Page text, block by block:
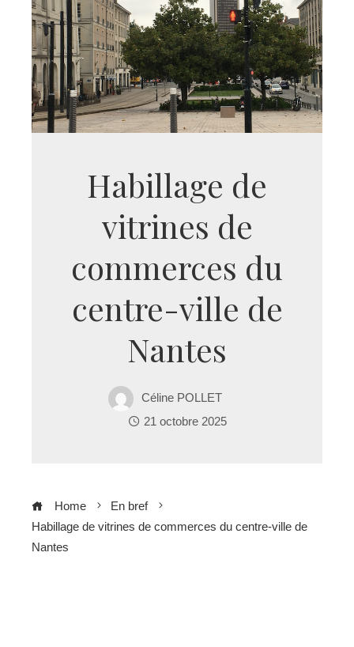
Habillage de
vitrines de
commerces du
centre-ville de
Nantes
Céline POLLET
21 octobre 2025
Home
En bref
Habillage de vitrines de commerces du centre-ville de
Nantes